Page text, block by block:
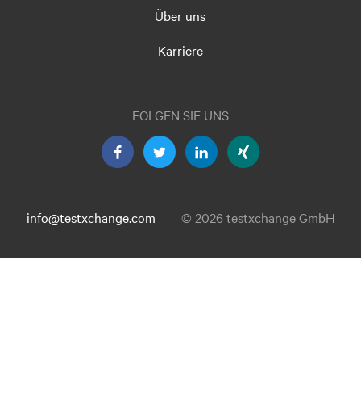
Über uns
Karriere
FOLGEN SIE UNS
info@testxchange.com © 2026 testxchange GmbH